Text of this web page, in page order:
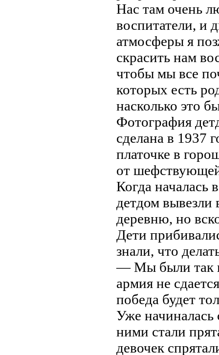
Нас там очень
воспитатели, и
атмосферы я
скрасить нам
чтобы мы все
которых есть
насколько это
Фотография
сделана в 1937
платочке в
от
Когда началась
детдом
деревню, но
Дети
знали, что
— Мы были так
армия не
победа будет
Уже начиналась
ними стали
девочек